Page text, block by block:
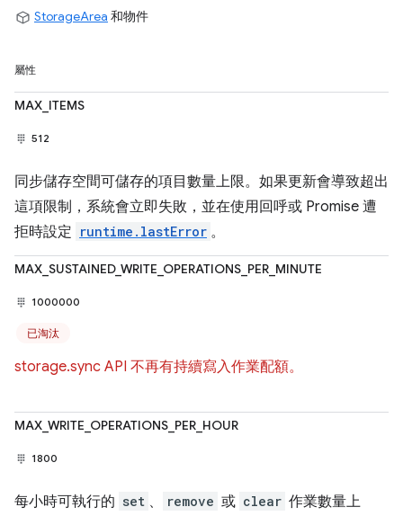
StorageArea 和物件
屬性
MAX_ITEMS
512
同步儲存空間可儲存的項目數量上限。如果更新會導致超出
這項限制，系統會立即失敗，並在使用回呼或 Promise 遭
拒時設定 runtime.lastError 。
MAX_SUSTAINED_WRITE_OPERATIONS_PER_MINUTE
1000000
已淘汰
storage.sync API 不再有持續寫入作業配額。
MAX_WRITE_OPERATIONS_PER_HOUR
1800
每小時可執行的 set 、 remove 或 clear 作業數量上